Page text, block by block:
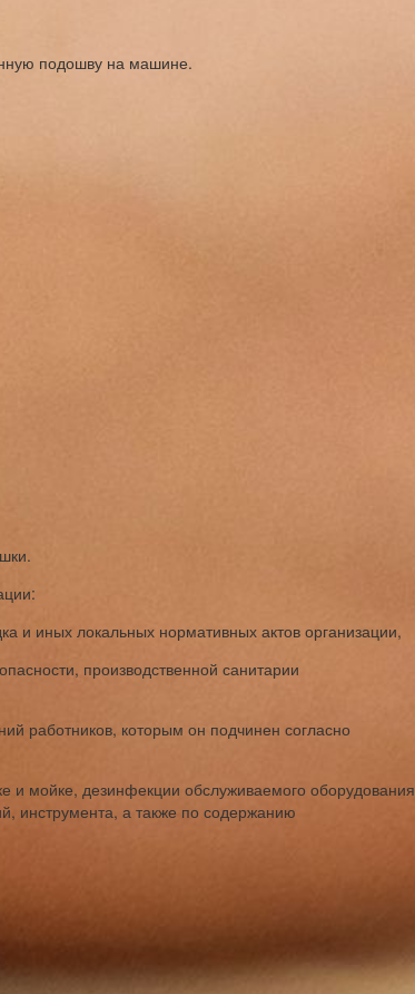
подошву на машине.
и иных локальных нормативных актов организации,
производственной санитарии
работников, которым он подчинен согласно
мойке, дезинфекции обслуживаемого оборудования
инструмента, а также по содержанию